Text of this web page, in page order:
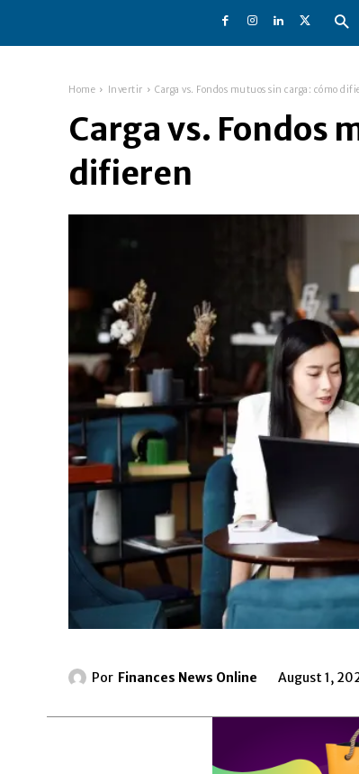
Home Invertir Carga vs. Fondos mutuos sin carga: cómo
Carga vs. Fondos
difieren
Por Finances News Online August 1,